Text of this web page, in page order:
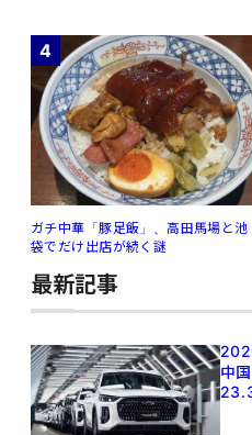
4
ガチ中華「豚足飯」、高田馬場と池
袋でだけ出店が続く謎
最新記事
中